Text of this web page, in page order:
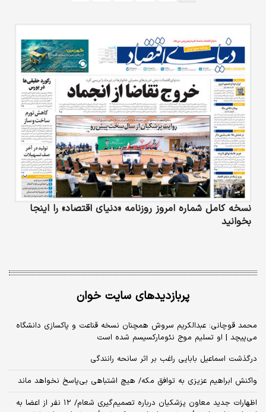
نسخه کامل شماره امروز روزنامه «دنیای‌ اقتصاد» را اینجا
بخوانید
پربازدیدهای سایت خوان
محمد قوچانی: عبدالکریم سروش همچنان نسخه قناعت و پاکسازی دانشگاه
می‌پیچد | او تسلیم موج نئومارکسیسم شده است
درگذشت اسماعیل بابایی راغب بر اثر سانحه رانندگی
واکنش ابراهیم عزیزی به توافق مکه/ هیچ اشتباهی بی‌پاسخ نخواهد ماند
اظهارات جدید معاون پزشکیان درباره تصمیم‌گیری شعام/ ۱۲ نفر از اعضا به